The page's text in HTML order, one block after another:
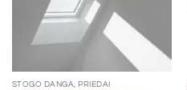
STOGO DANGA, PRIEDAI